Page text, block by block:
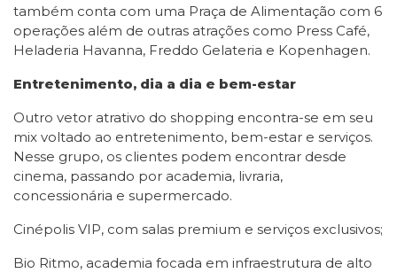
também conta com uma Praça de Alimentação com 6
operações além de outras atrações como Press Café,
Heladeria Havanna, Freddo Gelateria e Kopenhagen.
Entretenimento, dia a dia e bem-estar
Outro vetor atrativo do shopping encontra-se em seu
mix voltado ao entretenimento, bem-estar e serviços.
Nesse grupo, os clientes podem encontrar desde
cinema, passando por academia, livraria,
concessionária e supermercado.
Cinépolis VIP, com salas premium e serviços exclusivos;
Bio Ritmo, academia focada em infraestrutura de alto